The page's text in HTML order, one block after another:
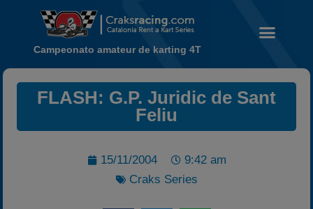
Temporada 2026
Campeonato
Campeonato amateur de karting 4T
FLASH: G.P. Juridic de Sant
Feliu
15/11/2004
9:42 am
Craks Series